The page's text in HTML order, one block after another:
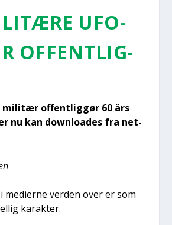
UFO-
OFFENT­LIG­
mili­tær offent­lig­gør 60 års
nu kan down­lo­a­des fra net­
ver­den over er som
karak­ter.